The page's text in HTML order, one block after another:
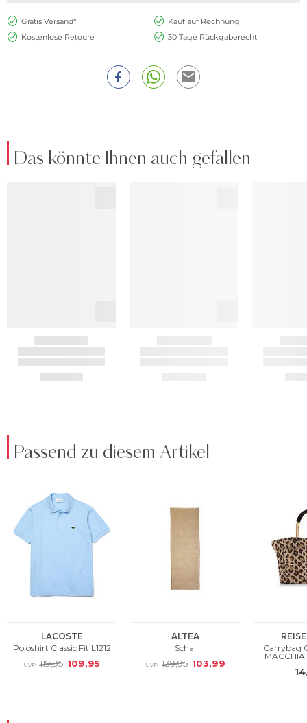
Gratis Versand*
Kauf auf Rechnung
Kostenlose Retoure
30 Tage Rückgaberecht
Das könnte Ihnen auch gefallen
Passend zu diesem Artikel